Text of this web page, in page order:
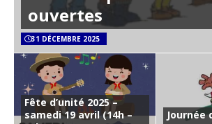
ouvertes
31 DÉCEMBRE 2025
Fête d’unité 2025 –
samedi 19 avril (14h –
Journée